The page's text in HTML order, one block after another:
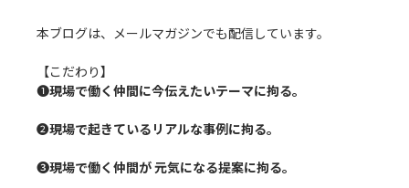
本ブログは、メールマガジンでも配信しています。
【こだわり】
❶現場で働く仲間に今伝えたいテーマに拘る。
❷現場で起きているリアルな事例に拘る。
❸現場で働く仲間が 元気になる提案に拘る。